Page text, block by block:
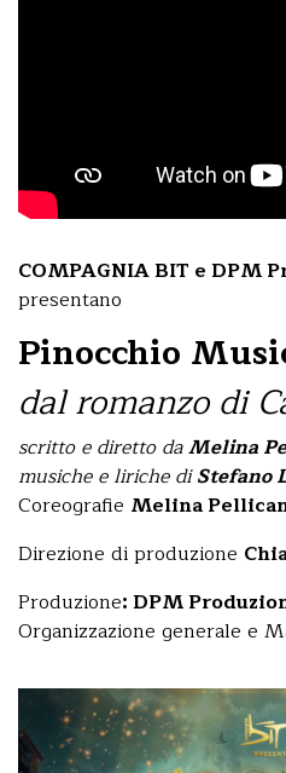
COMPAGNIA BIT e DPM
presentano
Pinocchio
dal romanzo di
scritto e diretto daMelina
musiche e liriche diStefano
Coreografie Melina
Direzione di produzione
Produzione: DPM
Organizzazione generale e